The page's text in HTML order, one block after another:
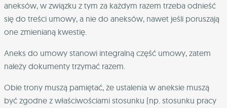
aneksów, w związku z tym za każdym razem trzeba odnieść
się do treści umowy, a nie do aneksów, nawet jeśli poruszają
one zmienianą kwestię.
Aneks do umowy stanowi integralną część umowy, zatem
należy dokumenty trzymać razem.
Obie trony muszą pamiętać, że ustalenia w aneksie muszą
być zgodne z właściwościami stosunku (np. stosunku pracy